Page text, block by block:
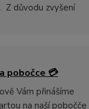
Z důvodu zvyšení
pobočce 💳
Vám přinášíme
na naší pobočče